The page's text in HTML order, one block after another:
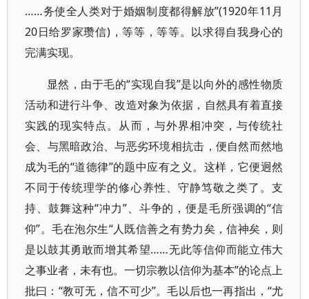
……务使全人类对于婚姻制度都得解放”(1920年11月
20日给罗家瓒信)，等等，等等。以求得自我身心的
完满实现。
显然，由于毛的“实现自我”是以向外的感性物质
活动和进行斗争、改造对象为依据，自然具有着直接
实践的现实特点。从而，与外界相冲突，与传统社
会、与黑暗政治、与恶劣环境相抗击，便自然而然地
成为毛的“道德律”的题中应有之义。这样，它便迥然
不同于传统理学的修心养性、守静笃敬之类了。支
持、鼓舞这种“冲力”、斗争的，便是毛所强调的“信
仰”。毛在泡尔生“人既信善之有势力矣，信神矣，则
是以鼓其勇敢而增其希望……无此等信仰而能立伟大
之事业者，未有也。一切宗教以信仰为基本”的论点上
批曰：“教可无，信不可少”。毛以后也一再指出，“尤